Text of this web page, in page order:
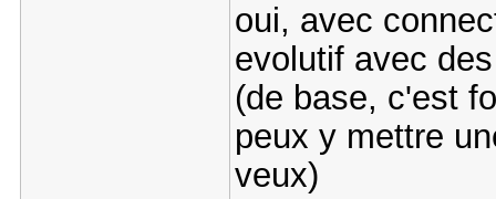
oui, avec
evolutif avec
(de base, c'est
peux y mettre
veux)